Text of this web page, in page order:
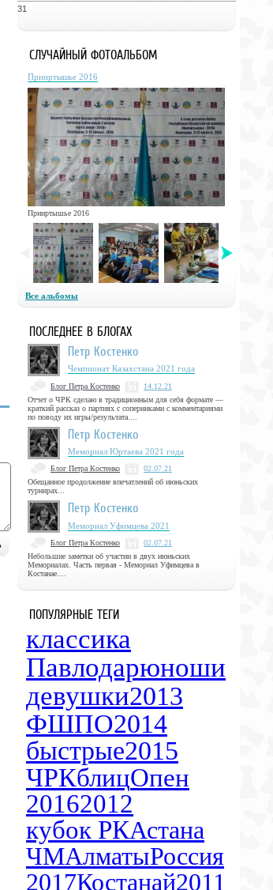
31
СЛУЧАЙНЫЙ ФОТОАЛЬБОМ
Прииртышье 2016
Прииртышье 2016
Все альбомы
ПОСЛЕДНЕЕ В БЛОГАХ
Петр Костенко
Чемпионат Казахстана 2021 года
Блог Петра Костенко
14.12.21
Отчет о ЧРК сделаю в традиционным для себя формате —
краткий рассказ о партиях с соперниками с комментариями
по поводу их игры/результата....
Петр Костенко
Мемориал Юртаева 2021 года
Блог Петра Костенко
02.07.21
Обещанное продолжение впечатлений об июньских
турнирах...
Петр Костенко
Мемориал Уфимцева 2021
Блог Петра Костенко
02.07.21
Небольшие заметки об участии в двух июньских
Мемориалах. Часть первая - Мемориал Уфимцева в
Костанае....
ПОПУЛЯРНЫЕ ТЕГИ
классика
Павлодарюноши
девушки2013
ФШПО2014
быстрые2015
ЧРКблицОпен
20162012
кубок РКАстана
ЧМАлматыРоссия
2017Костанай2011